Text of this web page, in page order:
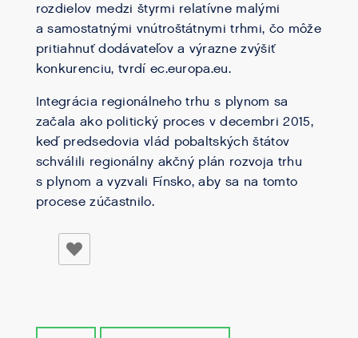
rozdielov medzi štyrmi relatívne malými
a samostatnými vnútroštátnymi trhmi, čo môže
pritiahnuť dodávateľov a výrazne zvýšiť
konkurenciu, tvrdí ec.europa.eu.
Integrácia regionálneho trhu s plynom sa
začala ako politický proces v decembri 2015,
keď predsedovia vlád pobaltských štátov
schválili regionálny akčný plán rozvoja trhu
s plynom a vyzvali Fínsko, aby sa na tomto
procese zúčastnilo.